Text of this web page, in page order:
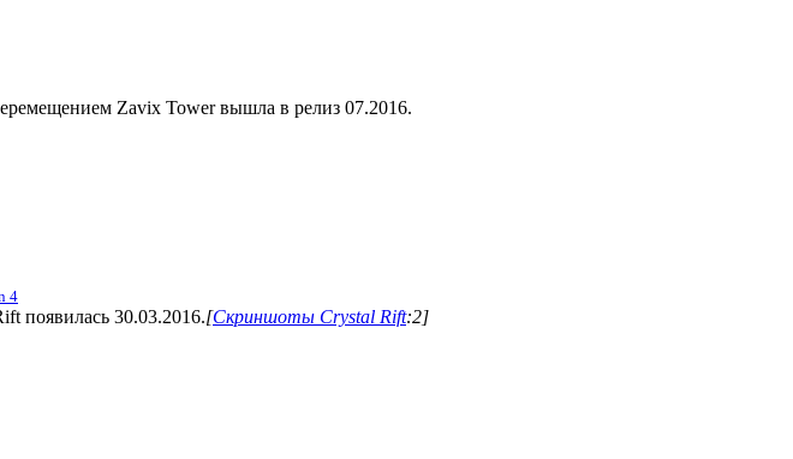
Zavix Tower вышла в релиз 07.2016.
4
появилась 30.03.2016.[Скриншоты Crystal Rift:2]